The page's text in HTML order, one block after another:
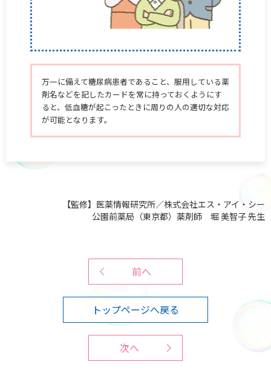
万一に備えて糖尿病患者であること、服用している薬
剤名などを記したカードを常に持っておくようにす
ると、低血糖が起こったときに周りの人の適切な対応
が可能となります。
【監修】医薬情報研究所／株式会社エス・アイ・シー
公園前薬局（東京都）薬剤師 堀 美智子 先生
前へ
トップページへ戻る
次へ